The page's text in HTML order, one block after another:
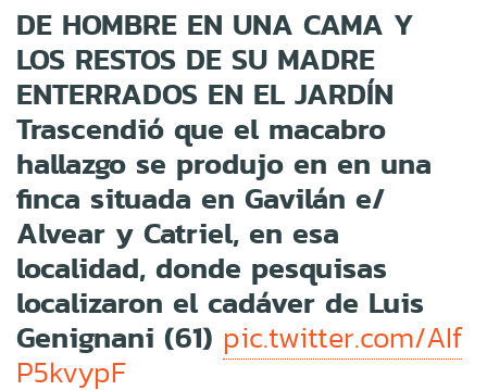
DE HOMBRE EN UNA CAMA Y
LOS RESTOS DE SU MADRE
ENTERRADOS EN EL JARDÍN
Trascendió que el macabro
hallazgo se produjo en en una
finca situada en Gavilán e/
Alvear y Catriel, en esa
localidad, donde pesquisas
localizaron el cadáver de Luis
Genignani (61) pic.twitter.com/AIf
P5kvypF